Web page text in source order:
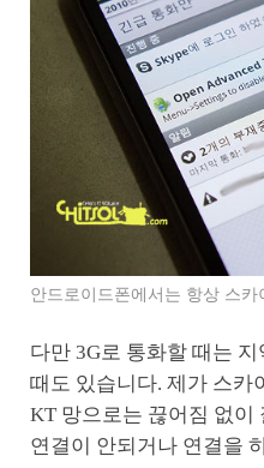
안드로이드폰에서는 항상 스
다만 3G로 통화할 때는
때도 있습니다. 제가 스카
KT 망으로는 끊어짐 없이
연결이 안되거나 연결을